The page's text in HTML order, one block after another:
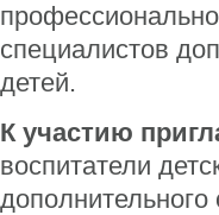
специалистов
детей.
К участию
воспитатели